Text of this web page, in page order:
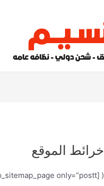
خرائط الموقع
( [wp_sitemap_page only=”postt”] )